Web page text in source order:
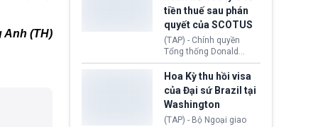
Anh (TH)
tục giảm trong thời gian
tới.
tiền thuế sau phán
quyết của SCOTUS
(TAP) - Chính quyền
Tổng thống Donald
Trump đã hoàn trả
khoảng 100 tỷ USD thuế
quan từng thu theo Đạo
luật Quyền hạn Kinh tế
Khẩn cấp Quốc tế
(IEEPA). Động thái này
Hoa Kỳ thu hồi visa
của Đại sứ Brazil tại
Washington
(TAP) - Bộ Ngoại giao